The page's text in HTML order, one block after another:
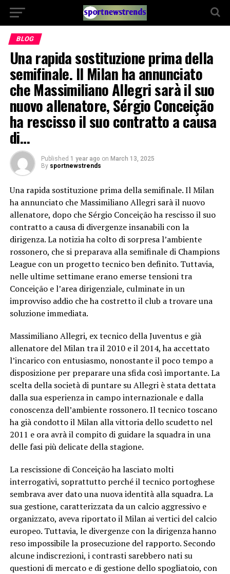
BLOG
Una rapida sostituzione prima della
semifinale. Il Milan ha annunciato
che Massimiliano Allegri sarà il suo
nuovo allenatore, Sérgio Conceição
ha rescisso il suo contratto a causa
di…
Published 1 year ago on March 13, 2025
By sportnewstrends
Una rapida sostituzione prima della semifinale. Il Milan
ha annunciato che Massimiliano Allegri sarà il nuovo
allenatore, dopo che Sérgio Conceição ha rescisso il suo
contratto a causa di divergenze insanabili con la
dirigenza. La notizia ha colto di sorpresa l’ambiente
rossonero, che si preparava alla semifinale di Champions
League con un progetto tecnico ben definito. Tuttavia,
nelle ultime settimane erano emerse tensioni tra
Conceição e l’area dirigenziale, culminate in un
improvviso addio che ha costretto il club a trovare una
soluzione immediata.
Massimiliano Allegri, ex tecnico della Juventus e già
allenatore del Milan tra il 2010 e il 2014, ha accettato
l’incarico con entusiasmo, nonostante il poco tempo a
disposizione per preparare una sfida così importante. La
scelta della società di puntare su Allegri è stata dettata
dalla sua esperienza in campo internazionale e dalla
conoscenza dell’ambiente rossonero. Il tecnico toscano
ha già condotto il Milan alla vittoria dello scudetto nel
2011 e ora avrà il compito di guidare la squadra in una
delle fasi più delicate della stagione.
La rescissione di Conceição ha lasciato molti
interrogativi, soprattutto perché il tecnico portoghese
sembrava aver dato una nuova identità alla squadra. La
sua gestione, caratterizzata da un calcio aggressivo e
organizzato, aveva riportato il Milan ai vertici del calcio
europeo. Tuttavia, le divergenze con la dirigenza hanno
reso impossibile la prosecuzione del rapporto. Secondo
alcune indiscrezioni, i contrasti sarebbero nati su
questioni di mercato e di gestione dello spogliatoio, con